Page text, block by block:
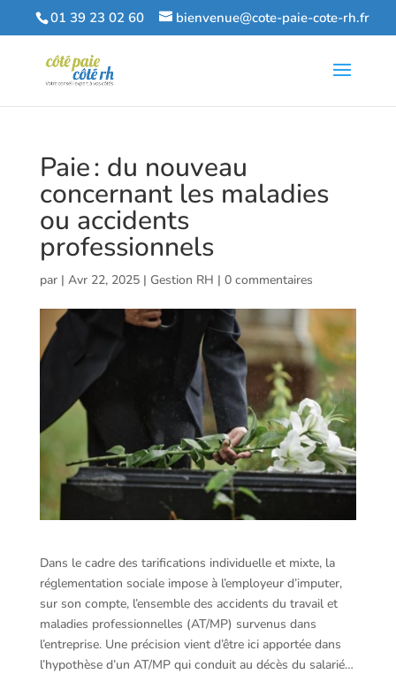
01 39 23 02 60 bienvenue@cote-paie-cote-rh.fr
Paie : du nouveau
concernant les maladies
ou accidents
professionnels
par | Avr 22, 2025| Gestion RH | 0 commentaires
Dans le cadre des tarifications individuelle et mixte, la
réglementation sociale impose à l’employeur d’imputer,
sur son compte, l’ensemble des accidents du travail et
maladies professionnelles (AT/MP) survenus dans
l’entreprise. Une précision vient d’être ici apportée dans
l’hypothèse d’un AT/MP qui conduit au décès du salarié…